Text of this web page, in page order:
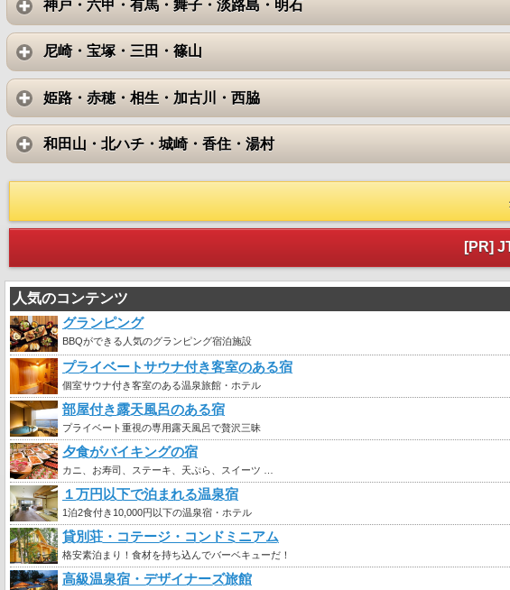
神戸・六甲・有馬・舞子・淡路島・明石
尼崎・宝塚・三田・篠山
姫路・赤穂・相生・加古川・西脇
和田山・北ハチ・城崎・香住・湯村
[PR]
人気のコンテンツ
グランピング
BBQができる人気のグランピング宿泊施設
プライベートサウナ付き客室のある宿
個室サウナ付き客室のある温泉旅館・ホテル
部屋付き露天風呂のある宿
プライベート重視の専用露天風呂で贅沢三昧
夕食がバイキングの宿
カニ、お寿司、ステーキ、天ぷら、スイーツ …
１万円以下で泊まれる温泉宿
1泊2食付き10,000円以下の温泉宿・ホテル
貸別荘・コテージ・コンドミニアム
格安素泊まり！食材を持ち込んでバーベキューだ！
高級温泉宿・デザイナーズ旅館